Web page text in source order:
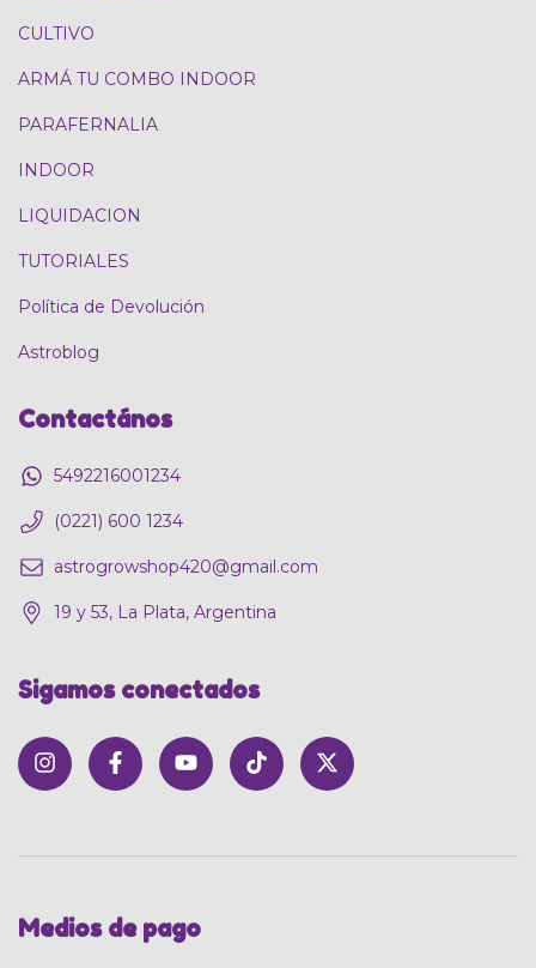
CULTIVO
ARMÁ TU COMBO INDOOR
PARAFERNALIA
INDOOR
LIQUIDACION
TUTORIALES
Política de Devolución
Astroblog
Contactános
5492216001234
(0221) 600 1234
astrogrowshop420@gmail.com
19 y 53, La Plata, Argentina
Sigamos conectados
Medios de pago